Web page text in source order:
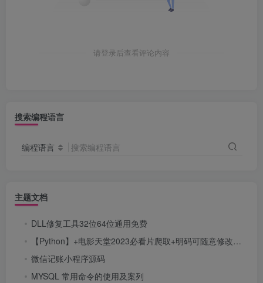
请登录后查看评论内容
搜索编程语言
编程语言 搜索编程语言
主题文档
DLL修复工具32位64位通用免费
【Python】+电影天堂2023必看片爬取+明码可随意修改爬取其他分类
微信记账小程序源码
MYSQL 常用命令的使用及案列